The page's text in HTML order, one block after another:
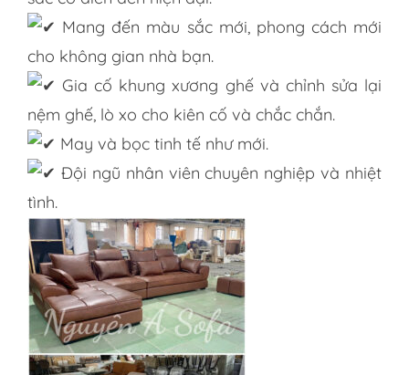
Mang đến màu sắc mới, phong cách mới
cho không gian nhà bạn.
Gia cố khung xương ghế và chỉnh sửa lại
nệm ghế, lò xo cho kiên cố và chắc chắn.
May và bọc tinh tế như mới.
Đội ngũ nhân viên chuyên nghiệp và nhiệt
tình.